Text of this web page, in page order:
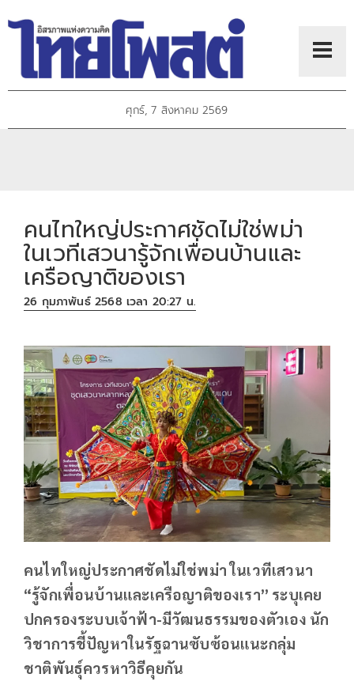
ศุกร์, 7 สิงหาคม 2569
คนไทใหญ่ประกาศชัดไม่ใช่พม่า
ในเวทีเสวนารู้จักเพื่อนบ้านและ
เครือญาติของเรา
26 กุมภาพันธ์ 2568 เวลา 20:27 น.
คนไทใหญ่ประกาศชัดไม่ใช่พม่า ในเวทีเสวนา
“รู้จักเพื่อนบ้านและเครือญาติของเรา” ระบุเคย
ปกครองระบบเจ้าฟ้า-มีวัฒนธรรมของตัวเอง นัก
วิชาการชี้ปัญหาในรัฐฉานซับซ้อนแนะกลุ่ม
ชาติพันธุ์ควรหาวิธีคุยกัน